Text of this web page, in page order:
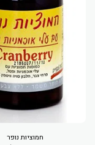
חמוציות נופר